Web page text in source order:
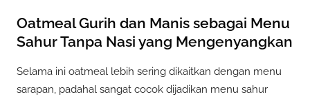
Oatmeal Gurih dan Manis sebagai Menu
Sahur Tanpa Nasi yang Mengenyangkan
Selama ini oatmeal lebih sering dikaitkan dengan menu
sarapan, padahal sangat cocok dijadikan menu sahur